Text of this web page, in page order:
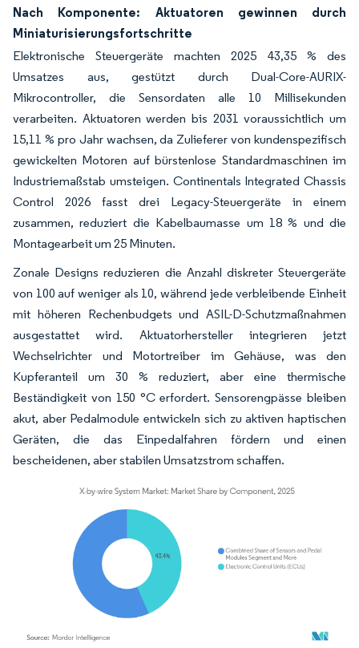
Nach Komponente: Aktuatoren gewinnen durch
Miniaturisierungsfortschritte
Elektronische Steuergeräte machten 2025 43,35 % des
Umsatzes aus, gestützt durch Dual-Core-AURIX-
Mikrocontroller, die Sensordaten alle 10 Millisekunden
verarbeiten. Aktuatoren werden bis 2031 voraussichtlich um
15,11 % pro Jahr wachsen, da Zulieferer von kundenspezifisch
gewickelten Motoren auf bürstenlose Standardmaschinen im
Industriemaßstab umsteigen. Continentals Integrated Chassis
Control 2026 fasst drei Legacy-Steuergeräte in einem
zusammen, reduziert die Kabelbaumasse um 18 % und die
Montagearbeit um 25 Minuten.
Zonale Designs reduzieren die Anzahl diskreter Steuergeräte
von 100 auf weniger als 10, während jede verbleibende Einheit
mit höheren Rechenbudgets und ASIL-D-Schutzmaßnahmen
ausgestattet wird. Aktuatorhersteller integrieren jetzt
Wechselrichter und Motortreiber im Gehäuse, was den
Kupferanteil um 30 % reduziert, aber eine thermische
Beständigkeit von 150 °C erfordert. Sensorengpässe bleiben
akut, aber Pedalmodule entwickeln sich zu aktiven haptischen
Geräten, die das Einpedalfahren fördern und einen
bescheidenen, aber stabilen Umsatzstrom schaffen.